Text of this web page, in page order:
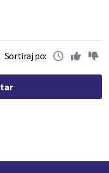
Sortiraj po: